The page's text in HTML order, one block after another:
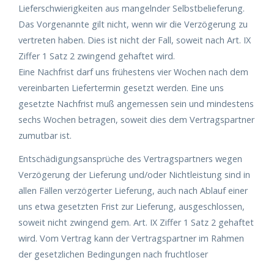
Lieferschwierigkeiten aus mangelnder Selbstbelieferung.
Das Vorgenannte gilt nicht, wenn wir die Verzögerung zu
vertreten haben. Dies ist nicht der Fall, soweit nach Art. IX
Ziffer 1 Satz 2 zwingend gehaftet wird.
Eine Nachfrist darf uns frühestens vier Wochen nach dem
vereinbarten Liefertermin gesetzt werden. Eine uns
gesetzte Nachfrist muß angemessen sein und mindestens
sechs Wochen betragen, soweit dies dem Vertragspartner
zumutbar ist.
Entschädigungsansprüche des Vertragspartners wegen
Verzögerung der Lieferung und/oder Nichtleistung sind in
allen Fällen verzögerter Lieferung, auch nach Ablauf einer
uns etwa gesetzten Frist zur Lieferung, ausgeschlossen,
soweit nicht zwingend gem. Art. IX Ziffer 1 Satz 2 gehaftet
wird. Vom Vertrag kann der Vertragspartner im Rahmen
der gesetzlichen Bedingungen nach fruchtloser